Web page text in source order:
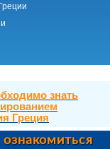
знать
Греция